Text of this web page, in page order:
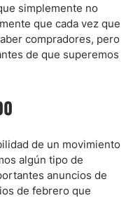
simplemente no
que cada vez que
compradores, pero
de que superemos
de un movimiento
algún tipo de
anuncios de
de febrero que